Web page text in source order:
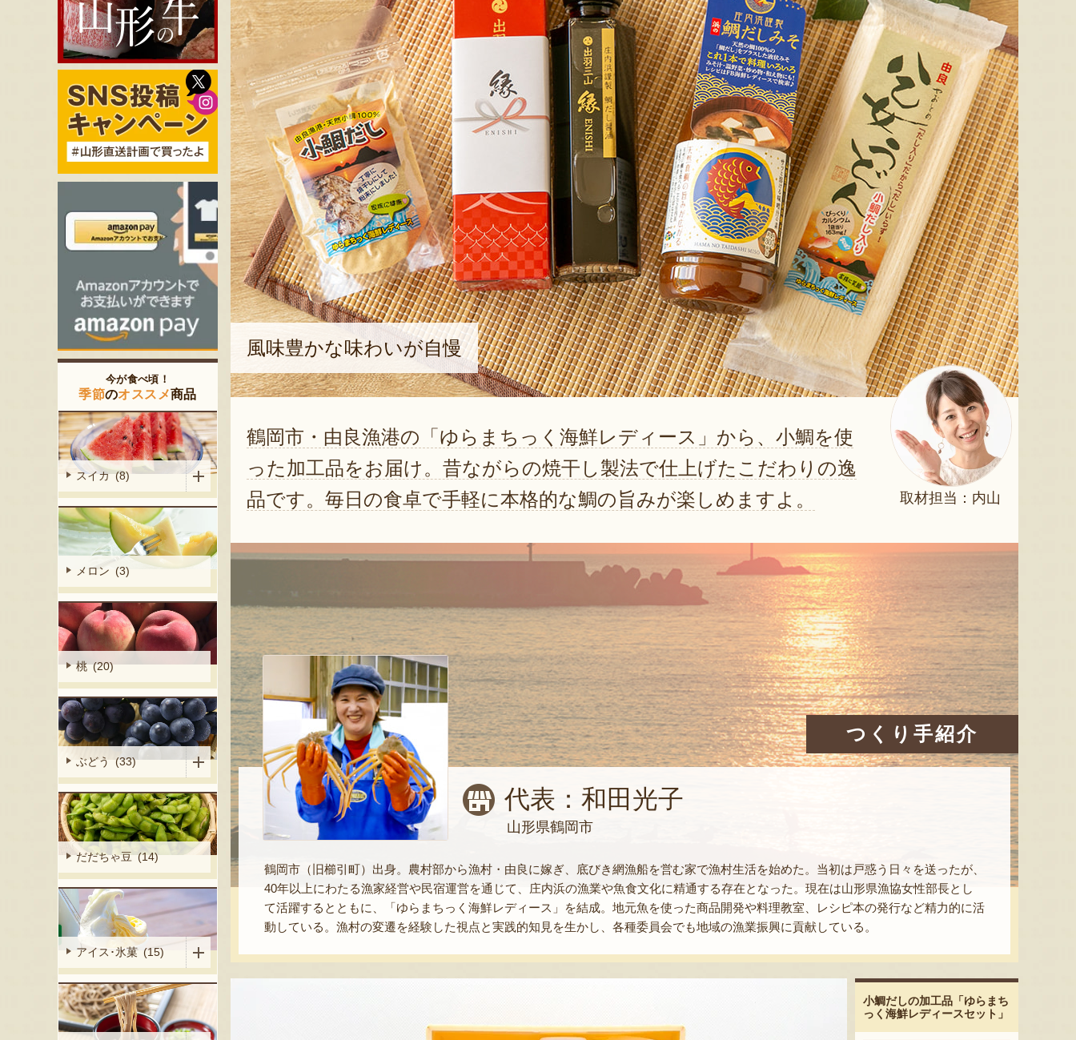
風味豊かな味わいが自慢
取材担当：内山
鶴岡市・由良漁港の「ゆらまちっく海鮮レディース」から、小鯛を使
った加工品をお届け。昔ながらの焼干し製法で仕上げたこだわりの逸
品です。毎日の食卓で手軽に本格的な鯛の旨みが楽しめますよ。
つくり手紹介
代表：和田光子
山形県鶴岡市
鶴岡市（旧櫛引町）出身。農村部から漁村・由良に嫁ぎ、底びき網漁船を営む家で漁村生活を始めた。当初は戸惑う日々を送ったが、
40年以上にわたる漁家経営や民宿運営を通じて、庄内浜の漁業や魚食文化に精通する存在となった。現在は山形県漁協女性部長とし
て活躍するとともに、「ゆらまちっく海鮮レディース」を結成。地元魚を使った商品開発や料理教室、レシピ本の発行など精力的に活
動している。漁村の変遷を経験した視点と実践的知見を生かし、各種委員会でも地域の漁業振興に貢献している。
小鯛だしの加工品「ゆらまち
っく海鮮レディースセット」
今が食べ頃！
季節のオススメ商品
スイカ (8)
メロン (3)
桃 (20)
ぶどう (33)
だだちゃ豆 (14)
アイス･氷菓 (15)